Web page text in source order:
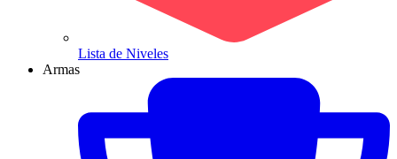
Lista de Niveles
Armas